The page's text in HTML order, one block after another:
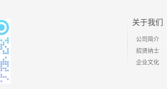
关于我们
公司简介
招贤纳士
企业文化